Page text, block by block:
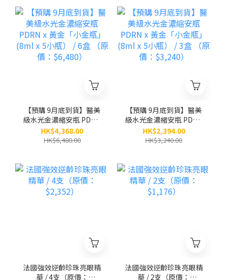
【預購 9月底到貨】醫美
級水光金濃縮安瓶 PDRN
x 黃金「小金瓶」(8ml x
5小瓶） / 6盒 （原價：
HK$4,368.00
HK$6,480.00
【預購 9月底到貨】醫美
級水光金濃縮安瓶 PDRN
x 黃金「小金瓶」(8ml x
5小瓶） / 3盒 （原價：
HK$2,394.00
HK$3,240.00
法國強效逆齡珍珠亮眼精
華 / 4支（原價：
法國強效逆齡珍珠亮眼精
華 / 2支（原價：